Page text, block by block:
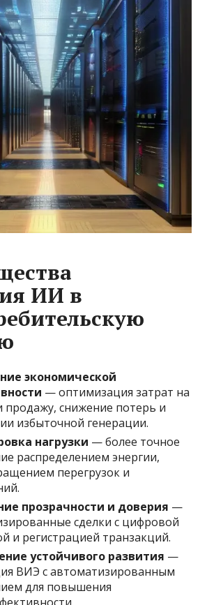
ИИ в
экономической
— оптимизация затрат на
продажу, снижение потерь и
избыточной генерации.
нагрузки — более точное
распределением энергии,
перегрузок и
прозрачности и доверия —
сделки с цифровой
и регистрацией транзакций.
устойчивого развития —
ВИЭ с автоматизированным
для повышения